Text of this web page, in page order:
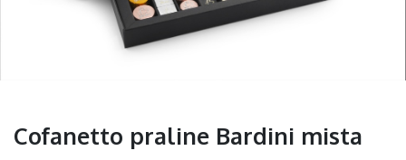
Cofanetto praline Bardini mista